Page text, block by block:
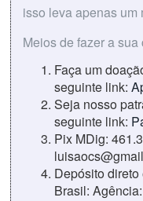
isso leva apenas um
Meios de fazer a
Faça um
seguinte link:
Seja nosso
seguinte link:
Pix MDig:
Depósito
Brasil: